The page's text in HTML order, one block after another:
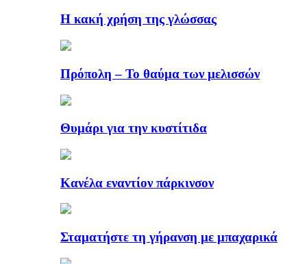
Η κακή χρήση της γλώσσας
Πρόπολη – Το θαύμα των μελισσών
Θυμάρι για την κυστίτιδα
Κανέλα εναντίον πάρκινσον
Σταματήστε τη γήρανση με μπαχαρικά